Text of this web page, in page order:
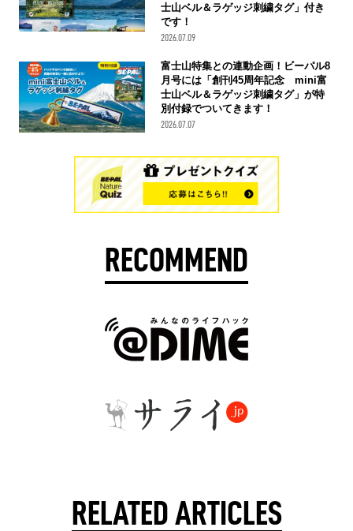
士山ベル＆ラゲッジ刺繍タグ」付き
です！
2026.07.09
富士山特集との連動企画！ビーパル8
月号には「創刊45周年記念 mini富
士山ベル＆ラゲッジ刺繍タグ」が特
別付録でついてきます！
2026.07.07
RECOMMEND
RELATED ARTICLES